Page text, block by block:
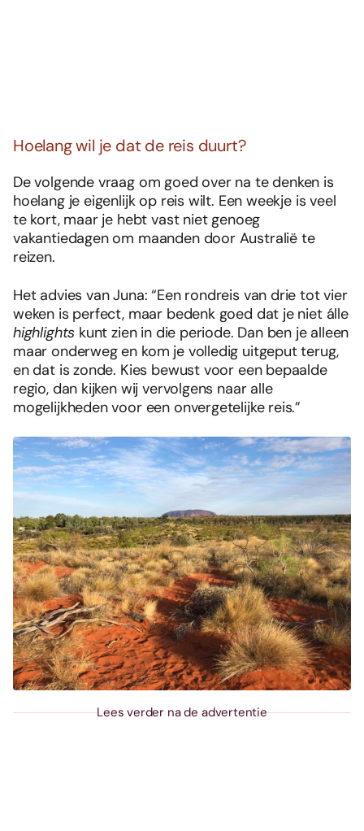
Hoelang wil je dat de reis duurt?
De volgende vraag om goed over na te denken is
hoelang je eigenlijk op reis wilt. Een weekje is veel
te kort, maar je hebt vast niet genoeg
vakantiedagen om maanden door Australië te
reizen.
Het advies van Juna: “Een rondreis van drie tot vier
weken is perfect, maar bedenk goed dat je niet álle
highlights kunt zien in die periode. Dan ben je alleen
maar onderweg en kom je volledig uitgeput terug,
en dat is zonde. Kies bewust voor een bepaalde
regio, dan kijken wij vervolgens naar alle
mogelijkheden voor een onvergetelijke reis.”
Lees verder na de advertentie